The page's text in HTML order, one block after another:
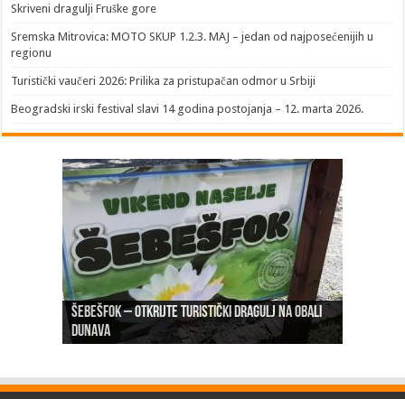
Skriveni dragulji Fruške gore
Sremska Mitrovica: MOTO SKUP 1.2.3. MAJ – jedan od najposećenijih u
regionu
Turistički vaučeri 2026: Prilika za pristupačan odmor u Srbiji
Beogradski irski festival slavi 14 godina postojanja – 12. marta 2026.
Šebešfok – Otkrijte turistički dragulj na obali
Dunava
Erdevik: Sremska kulenijada 8. juna
Pomerena kupališna sezona na Gradskoj plaži u
Sremskoj Mitrovici
Novi Sad: Exit festival od 6.do 9. jula
26. Međunarodni sajam turizma „EMITT 2023“